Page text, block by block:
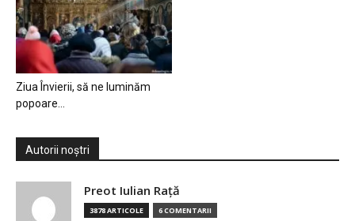
Ziua Învierii, să ne luminăm
popoare…
Autorii noștri
Preot Iulian Raţă
3878 ARTICOLE 6 COMENTARII